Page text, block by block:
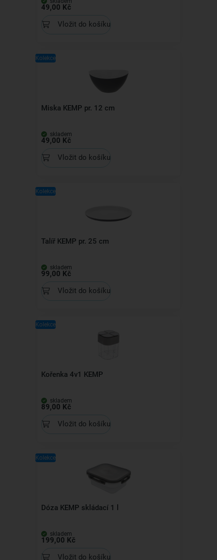
49,00 Kč
Vložit do košíku
Kolekce
Miska KEMP pr. 12 cm
skladem
49,00 Kč
Vložit do košíku
Kolekce
Talíř KEMP pr. 25 cm
skladem
99,00 Kč
Vložit do košíku
Kolekce
Kořenka 4v1 KEMP
skladem
89,00 Kč
Vložit do košíku
Kolekce
Dóza KEMP skládací 1 l
skladem
199,00 Kč
Vložit do košíku